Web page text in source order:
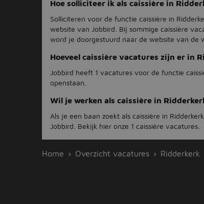
Hoe solliciteer ik als caissière in
Solliciteren voor de functie caissière in
website van Jobbird. Bij sommige caissière
word je doorgestuurd naar de website van de
Hoeveel caissière vacatures zijn er in
Jobbird heeft 1 vacatures voor de functie
openstaan.
Wil je werken als caissière in
Als je een baan zoekt als caissière in
Jobbird. Bekijk hier onze 1 caissière vacatures.
Home Overzicht vacatures Ridderkerk